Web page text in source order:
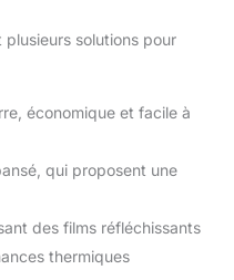
solutions pour
économique et facile à
qui proposent une
des films réfléchissants
thermiques